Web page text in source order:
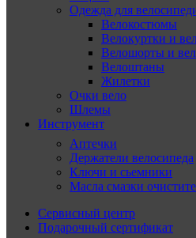
Одежда для
Велокостюмы
Велокуртки и
Велошорты и
Велоштаны
Жилетки
Очки вело
Шлемы
Инструмент
Аптечки
Держатели велосипеда
Ключи и сьемники
Масла смазки
Сервисный центр
Подарочный сертификат